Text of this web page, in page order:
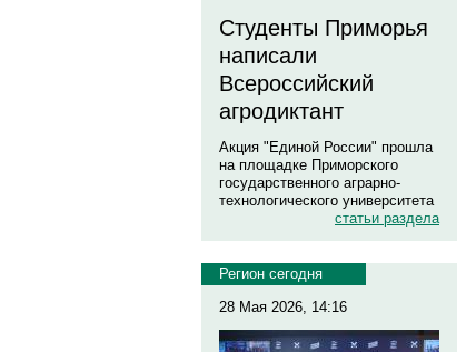
Студенты Приморья
написали
Всероссийский
агродиктант
Акция "Единой России" прошла
на площадке Приморского
государственного аграрно-
технологического университета
статьи раздела
Регион сегодня
28 Мая 2026, 14:16